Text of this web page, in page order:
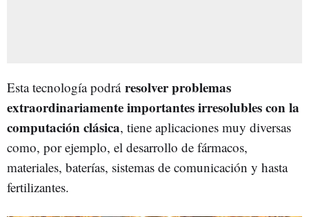
Esta tecnología podrá resolver problemas
extraordinariamente importantes irresolubles con la
computación clásica, tiene aplicaciones muy diversas
como, por ejemplo, el desarrollo de fármacos,
materiales, baterías, sistemas de comunicación y hasta
fertilizantes.